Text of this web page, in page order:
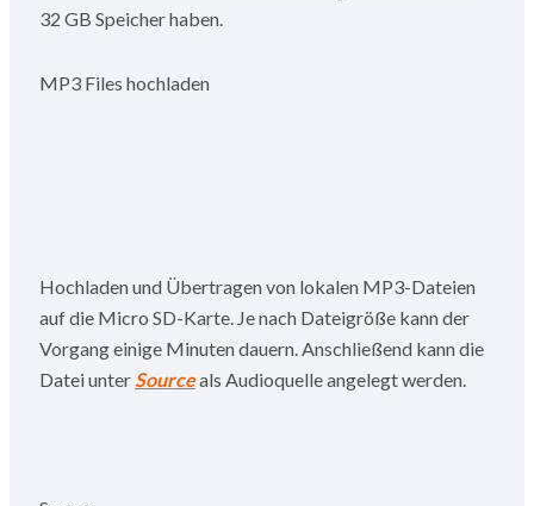
32 GB Speicher haben.
MP3 Files hochladen
Hochladen und Übertragen von lokalen MP3-Dateien
auf die Micro SD-Karte. Je nach Dateigröße kann der
Vorgang einige Minuten dauern. Anschließend kann die
Datei unterSourceals Audioquelle angelegt werden.